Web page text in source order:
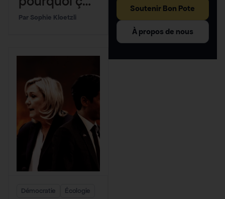
flambe aussi
Sophie Kloetzli
Démocratie Écologie
Soutenir Bon Pote
À propos de nous